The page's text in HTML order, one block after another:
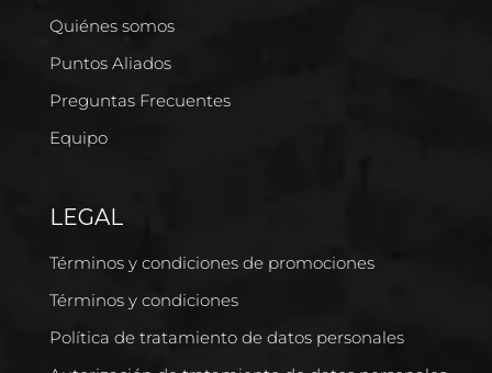
Quiénes somos
Puntos Aliados
Preguntas Frecuentes
Equipo
LEGAL
Términos y condiciones de promociones
Términos y condiciones
Política de tratamiento de datos personales